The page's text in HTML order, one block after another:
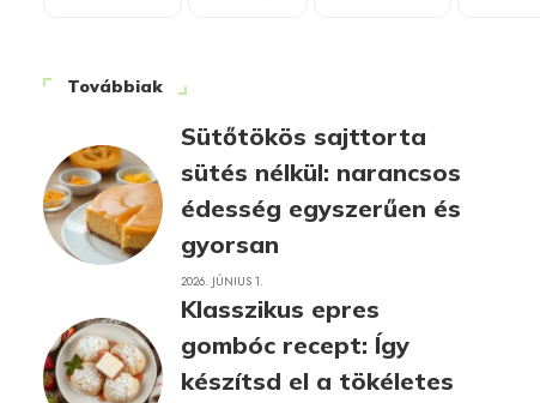
Továbbiak
Sütőtökös sajttorta
sütés nélkül: narancsos
édesség egyszerűen és
gyorsan
2026. JÚNIUS 1.
Klasszikus epres
gombóc recept: Így
készítsd el a tökéletes